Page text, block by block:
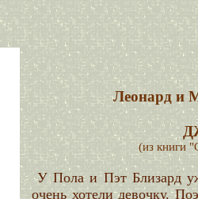
Леонард и
(из книги
У Пола и Пэт Близард
очень хотели девочку.